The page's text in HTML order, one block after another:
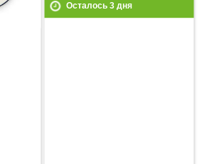
Осталось 3дня